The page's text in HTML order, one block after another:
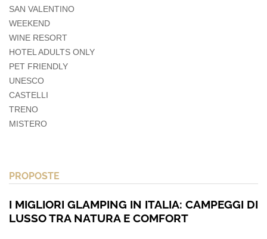
SAN VALENTINO
WEEKEND
WINE RESORT
HOTEL ADULTS ONLY
PET FRIENDLY
UNESCO
CASTELLI
TRENO
MISTERO
PROPOSTE
I MIGLIORI GLAMPING IN ITALIA: CAMPEGGI DI
LUSSO TRA NATURA E COMFORT